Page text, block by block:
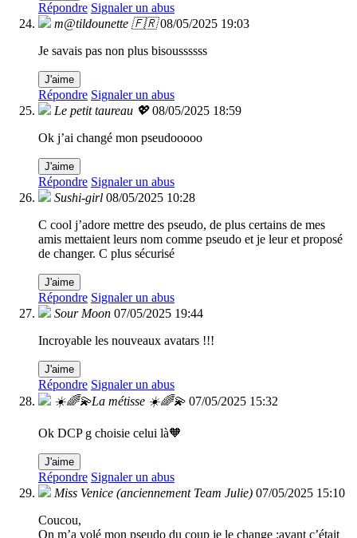
Répondre Signaler un abus
m@tildounette 🇫🇷 08/05/2025 19:03
Je savais pas non plus bisoussssss
J'aime
Répondre Signaler un abus
Le petit taureau 💖 08/05/2025 18:59
Ok j’ai changé mon pseudooooo
J'aime
Répondre Signaler un abus
Sushi-girl 08/05/2025 10:28
C cool j’adore mettre des pseudo, de plus certains de mes
amis mettaient leurs nom comme pseudo et je leur et proposé
de changer. C plus sécurisé
J'aime
Répondre Signaler un abus
Sour Moon 07/05/2025 19:44
Incroyable les nouveaux avatars !!!
J'aime
Répondre Signaler un abus
☀️🌈💫La métisse ☀️🌈💫 07/05/2025 15:32
Ok DCP g choisie celui là🧡
J'aime
Répondre Signaler un abus
Miss Venice (anciennement Team Julie) 07/05/2025 15:10
Coucou,
On m’a volé mon pseudo du coup je le change :avant c’était